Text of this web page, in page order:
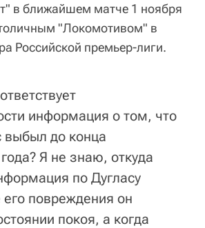
в ближайшем матче 1 ноября
"Локомотивом" в
Российской премьер-лиги.
информация о том, что
выбыл до конца
Я не знаю, откуда
по Дугласу
повреждения он
покоя, а когда